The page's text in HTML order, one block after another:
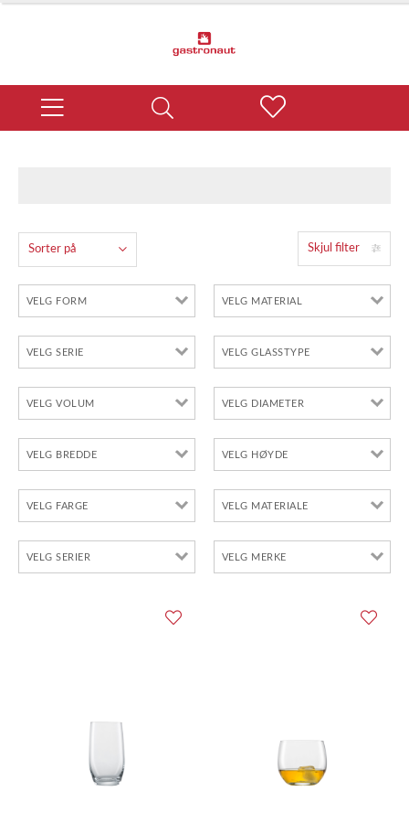
Skjul filter
Sorter på